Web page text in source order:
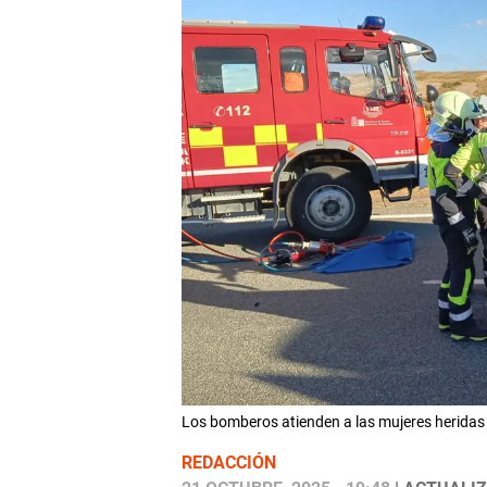
Los bomberos atienden a las mujeres heridas
REDACCIÓN